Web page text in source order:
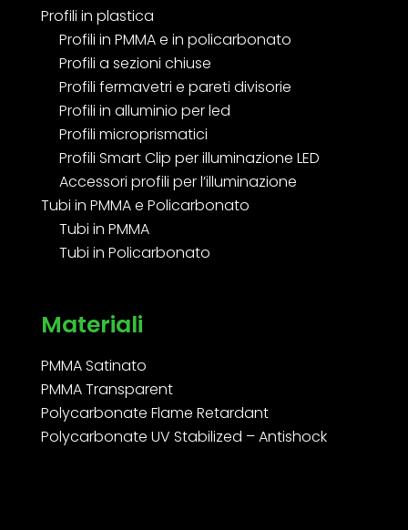
Profili in plastica
Profili in PMMA e in policarbonato
Profili a sezioni chiuse
Profili fermavetri e pareti divisorie
Profili in alluminio per led
Profili microprismatici
Profili Smart Clip per illuminazione LED
Accessori profili per l’illuminazione
Tubi in PMMA e Policarbonato
Tubi in PMMA
Tubi in Policarbonato
Materiali
PMMA Satinato
PMMA Transparent
Polycarbonate Flame Retardant
Polycarbonate UV Stabilized – Antishock